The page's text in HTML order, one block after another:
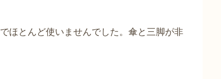
ほとんど使いませんでした。傘と三脚が非